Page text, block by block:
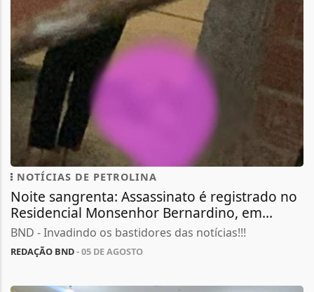
NOTÍCIAS DE PETROLINA
Noite sangrenta: Assassinato é registrado no
Residencial Monsenhor Bernardino, em...
BND - Invadindo os bastidores das notícias!!!
REDAÇÃO BND- 05 DE AGOSTO